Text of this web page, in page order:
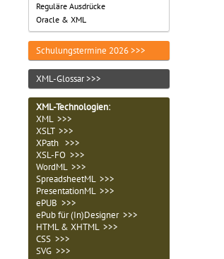
Reguläre Ausdrücke
Oracle & XML
Schulungstermine 2026 >>>
XML-Glossar >>>
XML-Technologien:
XML >>>
XSLT >>>
XPath >>>
XSL-FO >>>
WordML >>>
SpreadsheetML >>>
PresentationML >>>
ePUB >>>
ePub für (In)Designer >>>
HTML & XHTML >>>
CSS >>>
SVG >>>